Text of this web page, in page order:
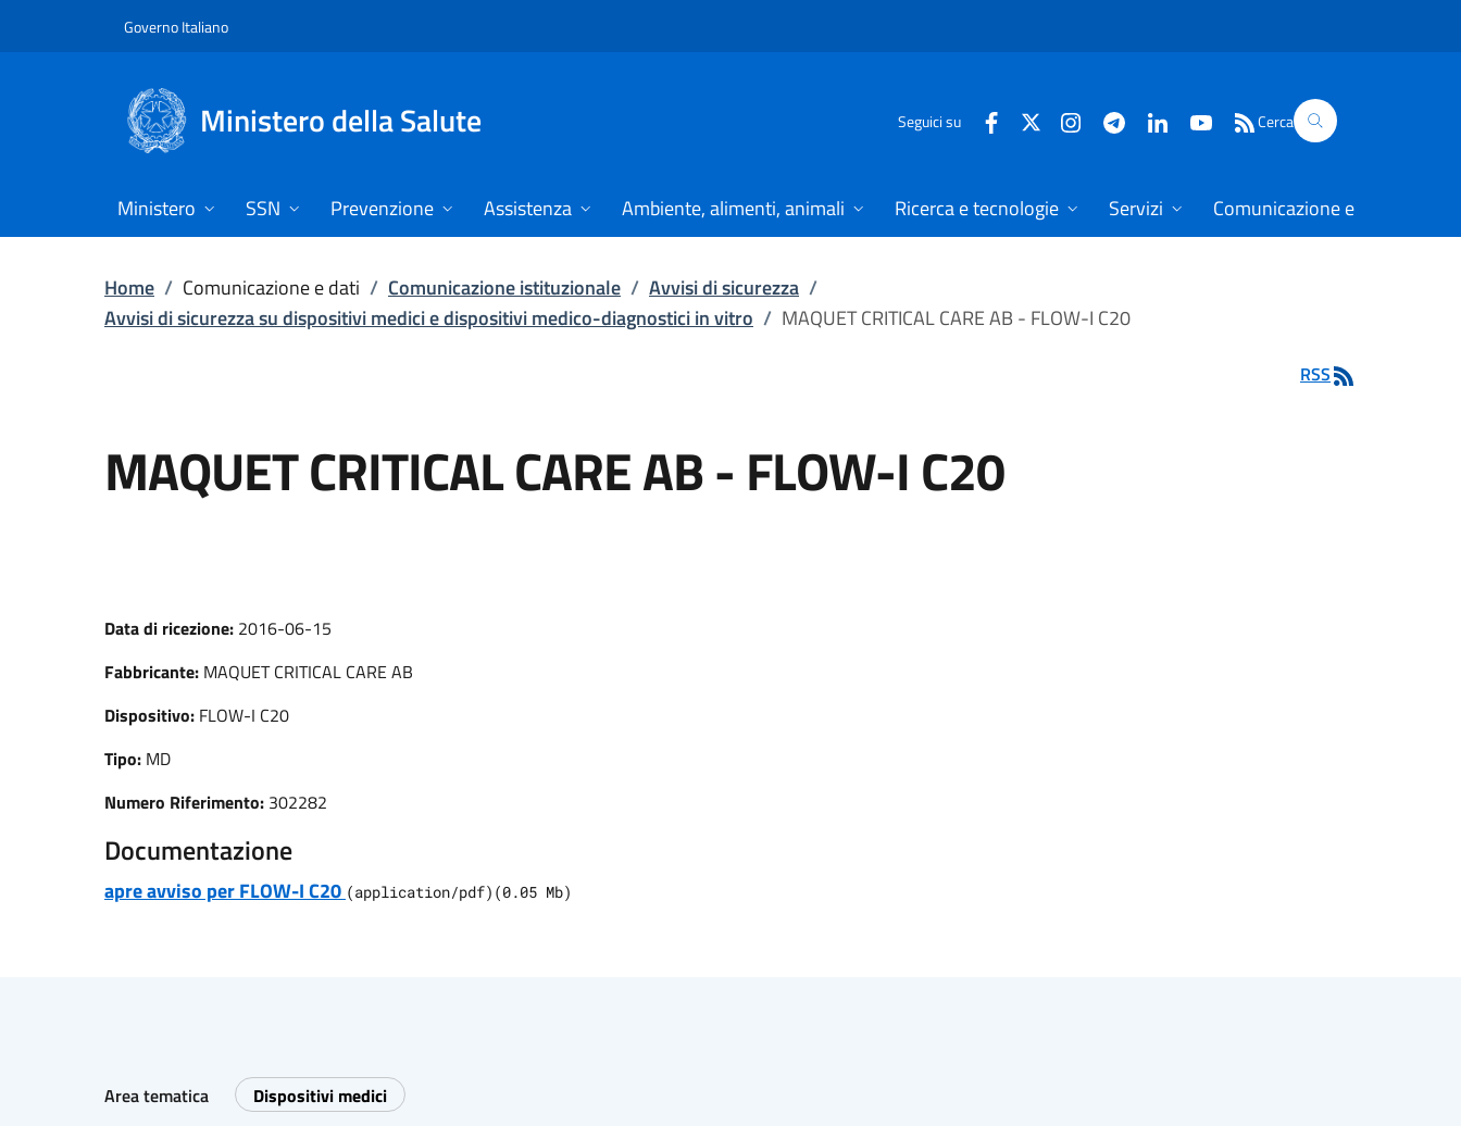
Governo Italiano
Ministero della Salute Seguici su Cerca
Ministero SSN Prevenzione Assistenza Ambiente, alimenti, animali Ricerca e tecnologie Servizi Comunicazione e dati
Home / Comunicazione e dati / Comunicazione istituzionale / Avvisi di sicurezza /
Avvisi di sicurezza su dispositivi medici e dispositivi medico-diagnostici in vitro / MAQUET CRITICAL CARE AB - FLOW-I C20
RSS
MAQUET CRITICAL CARE AB - FLOW-I C20
Data di ricezione: 2016-06-15
Fabbricante: MAQUET CRITICAL CARE AB
Dispositivo: FLOW-I C20
Tipo: MD
Numero Riferimento: 302282
Documentazione
apre avviso per FLOW-I C20 (application/pdf) (0.05 Mb)
Area tematica Dispositivi medici